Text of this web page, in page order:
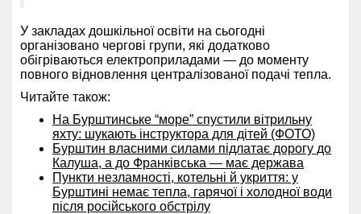
У закладах дошкільної освіти на сьогодні
організовано чергові групи, які додатково
обігріваються електроприладами — до моменту
повного відновлення централізованої подачі тепла.
Читайте також:
На Бурштинське “море” спустили вітрильну
яхту: шукають інструктора для дітей (ФОТО)
Бурштин власними силами підлатає дорогу до
Калуша, а до Франківська — має держава
Пункти незламності, котельні й укриття: у
Бурштині немає тепла, гарячої і холодної води
після російського обстрілу